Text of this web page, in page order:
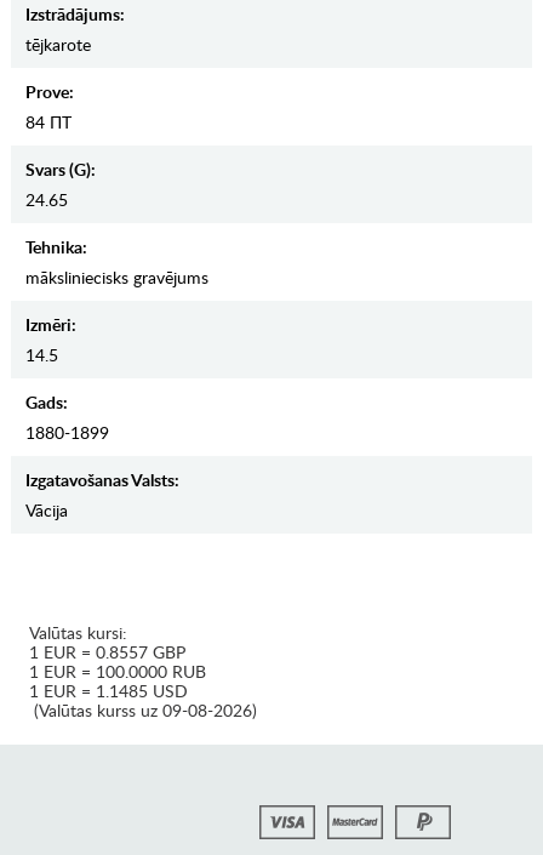
Izstrādājums:
tējkarote
Prove:
84 ПТ
Svars (g):
24.65
Tehnika:
māksliniecisks gravējums
Izmēri:
14.5
Gads:
1880-1899
Izgatavošanas Valsts:
Vācija
Valūtas kursi:
1 EUR = 0.8557 GBP
1 EUR = 100.0000 RUB
1 EUR = 1.1485 USD
(Valūtas kurss uz 09-08-2026)